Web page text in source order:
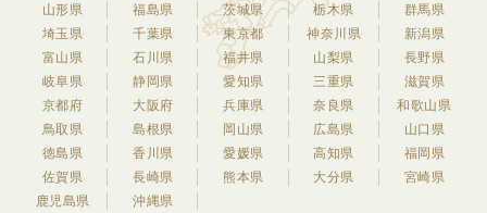
山形県
福島県 茨城県 栃木県
群馬県
埼玉県
千葉県 東京都 神奈川県
新潟県
富山県
石川県 福井県 山梨県
長野県
岐阜県
静岡県 愛知県 三重県
滋賀県
京都府
大阪府 兵庫県 奈良県
和歌山県
鳥取県
島根県 岡山県 広島県
山口県
徳島県
香川県 愛媛県 高知県
福岡県
佐賀県
長崎県 熊本県 大分県
宮崎県
鹿児島県
沖縄県